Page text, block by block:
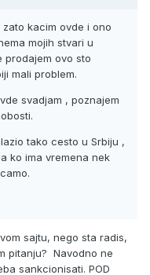
kacim ovde i ono
mojih stvari u
prodajem ovo sto
mali problem.
svadjam , poznajem
tako cesto u Srbiju ,
ko ima vremena nek
sajtu, nego sta radis,
pitanju? Navodno ne
sankcionisati. POD